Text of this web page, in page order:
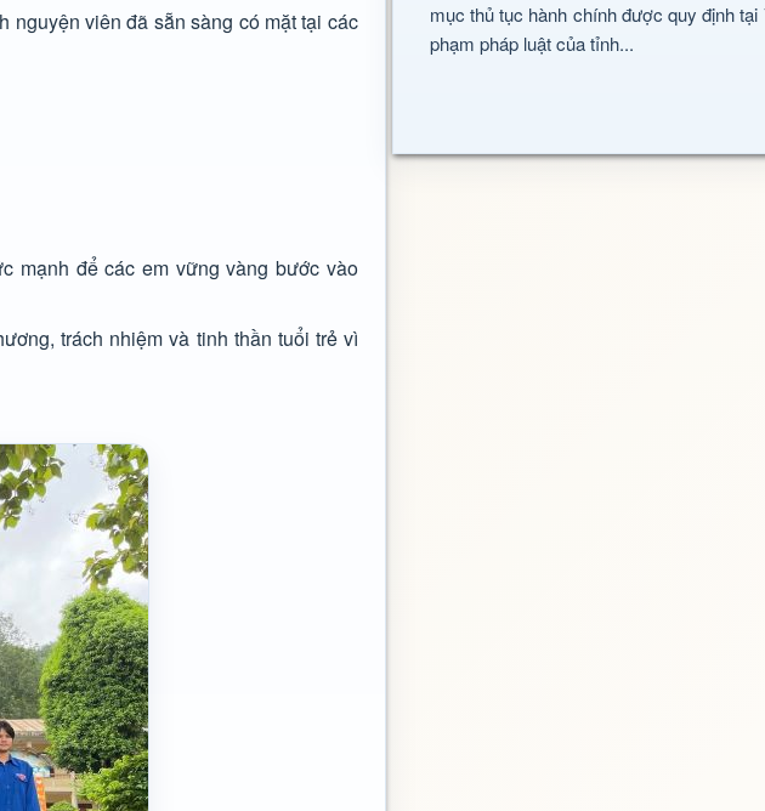
nguyện viên đã sẵn sàng có mặt tại các
mạnh để các em vững vàng bước vào
trách nhiệm và tinh thần tuổi trẻ vì
mục thủ tục hành chính được quy định tại
phạm pháp luật của tỉnh...